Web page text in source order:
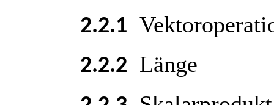
2.2.1
2.2.2 Länge